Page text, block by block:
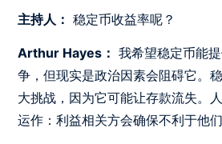
主持人： 稳定币收益率呢？
Arthur Hayes： 我希望稳定币能
争，但现实是政治因素会阻碍它。
大挑战，因为它可能让存款流失。
运作：利益相关方会确保不利于他